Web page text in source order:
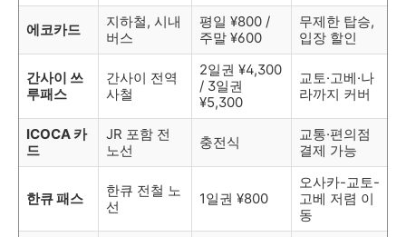
에코카드
지하철, 시내
버스
평일 ¥800 /
주말 ¥600
무제한 탑승,
입장 할인
간사이 쓰
루패스
간사이 전역
사철
2일권 ¥4,300
/ 3일권
¥5,300
교토·고베·나
라까지 커버
ICOCA 카
드
JR 포함 전
노선
충전식
교통·편의점
결제 가능
한큐 패스
한큐 전철 노
선
1일권 ¥800
오사카-교토-
고베 저렴 이
동